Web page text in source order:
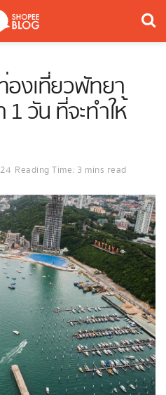
งเที่ยวพัทยา
วัน ที่จะทำให้
Reading Time: 3 mins read